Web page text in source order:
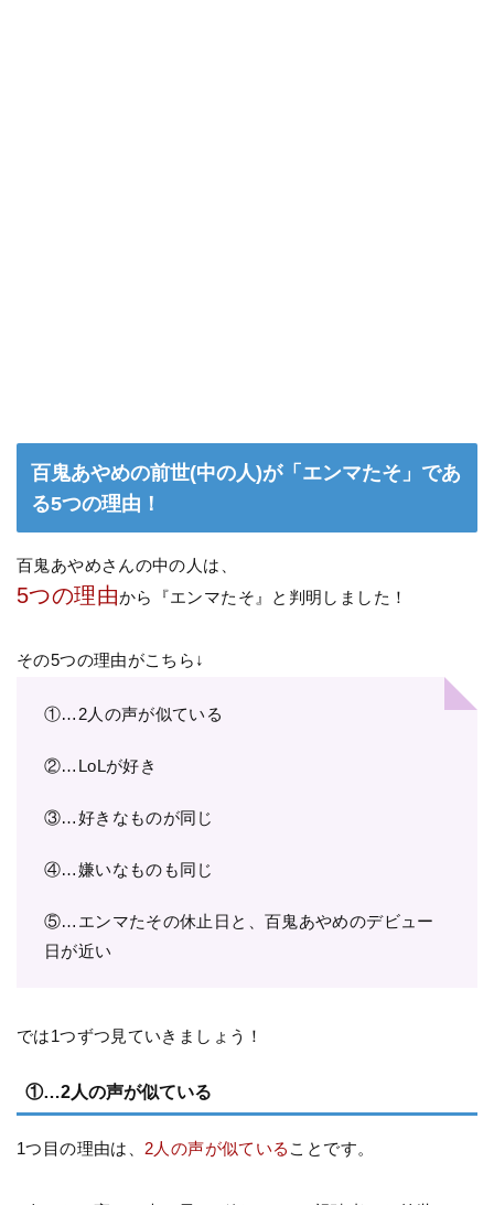
百鬼あやめの前世(中の人)が「エンマたそ」であ
る5つの理由！
百鬼あやめさんの中の人は、
5つの理由から『エンマたそ』と判明しました！
その5つの理由がこちら↓
①…2人の声が似ている
②…LoLが好き
③…好きなものが同じ
④…嫌いなものも同じ
⑤…エンマたその休止日と、百鬼あやめのデビュー
日が近い
では1つずつ見ていきましょう！
①…2人の声が似ている
1つ目の理由は、 2人の声が似ている ことです。